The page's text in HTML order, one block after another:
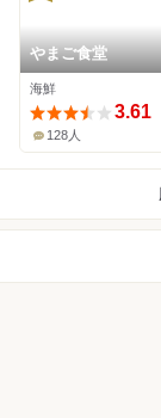
やまご食堂
海鮮
3.61
128人